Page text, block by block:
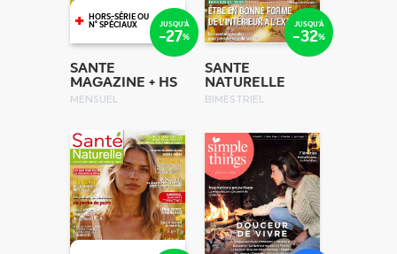
+ HORS-SÉRIE OU
N° SPÉCIAUX JUSQU'À
-27%
SANTE
MAGAZINE + HS
MENSUEL
JUSQU'À
-32%
SANTE
NATURELLE
BIMESTRIEL